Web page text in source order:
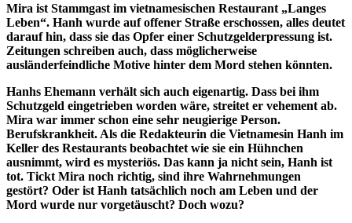
Mira ist Stammgast im vietnamesischen Restaurant „Langes
Leben“. Hanh wurde auf offener Straße erschossen, alles deutet
darauf hin, dass sie das Opfer einer Schutzgelderpressung ist.
Zeitungen schreiben auch, dass möglicherweise
ausländerfeindliche Motive hinter dem Mord stehen könnten.
Hanhs Ehemann verhält sich auch eigenartig. Dass bei ihm
Schutzgeld eingetrieben worden wäre, streitet er vehement ab.
Mira war immer schon eine sehr neugierige Person.
Berufskrankheit. Als die Redakteurin die Vietnamesin Hanh im
Keller des Restaurants beobachtet wie sie ein Hühnchen
ausnimmt, wird es mysteriös. Das kann ja nicht sein, Hanh ist
tot. Tickt Mira noch richtig, sind ihre Wahrnehmungen
gestört? Oder ist Hanh tatsächlich noch am Leben und der
Mord wurde nur vorgetäuscht? Doch wozu?